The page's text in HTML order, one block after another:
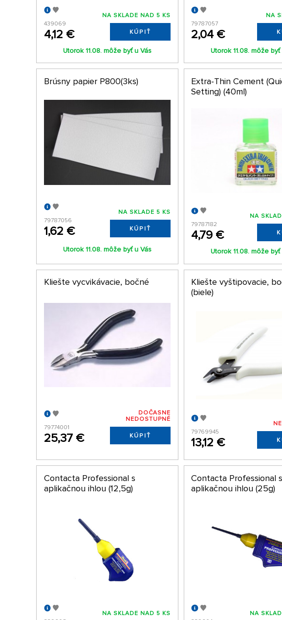
439069
4,12 €
NA SKLADE NAD 5 KS
KÚPIŤ
Utorok 11.08. môže byť u Vás
79787057
2,04 €
NA
Utorok 11.08. môže byť
Brúsny papier P800(3ks)
79787056
1,62 €
NA SKLADE 5 KS
KÚPIŤ
Utorok 11.08. môže byť u Vás
Extra-Thin Cement
Setting) (40ml)
79787182
4,79 €
NA
Utorok 11.08. môže byť
Kliešte vycvikávacie, bočné
79774001
25,37 €
DOČASNE
NEDOSTUPNÉ
KÚPIŤ
Kliešte vyštipovacie,
(biele)
79769945
13,12 €
Contacta Professional s
aplikačnou ihlou (12,5g)
NA SKLADE NAD 5 KS
Contacta Professional s
aplikačnou ihlou (25g)
NA